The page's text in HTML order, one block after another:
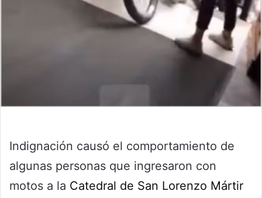
Indignación causó el comportamiento de
algunas personas que ingresaron con
motos a la Catedral de San Lorenzo Mártir